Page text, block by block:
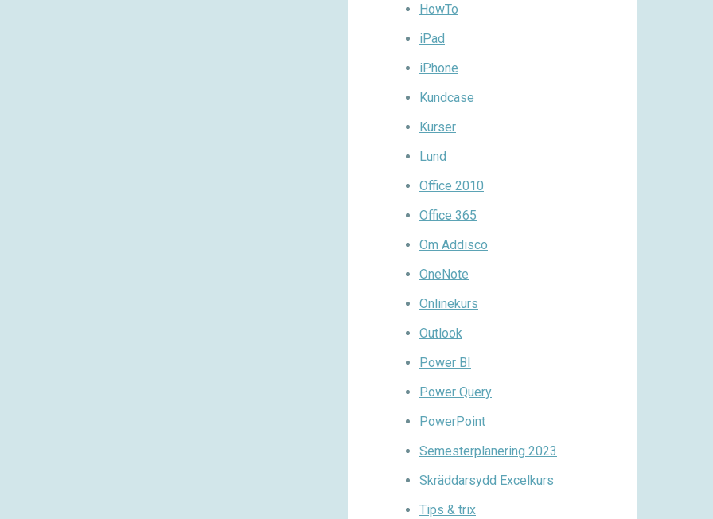
HowTo
iPad
iPhone
Kundcase
Kurser
Lund
Office 2010
Office 365
Om Addisco
OneNote
Onlinekurs
Outlook
Power BI
Power Query
PowerPoint
Semesterplanering 2023
Skräddarsydd Excelkurs
Tips & trix